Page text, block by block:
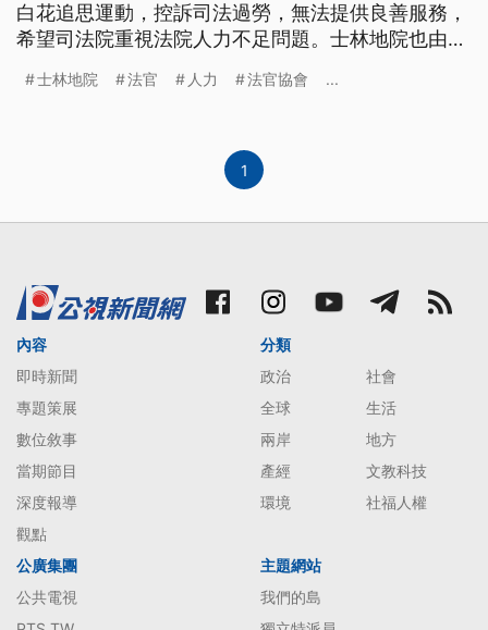
白花追思運動，控訴司法過勞，無法提供良善服務，
希望司法院重視法院人力不足問題。士林地院也由院
士林地院 法官 人力 法官協會 ...
1
內容
即時新聞
專題策展
數位敘事
當期節目
深度報導
觀點
分類
政治
社會
全球
生活
兩岸
地方
產經
文教科技
環境
社福人權
公廣集團
公共電視
主題網站
我們的島